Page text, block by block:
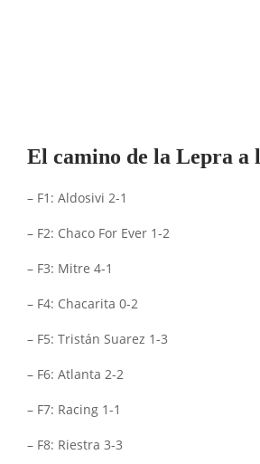
El camino de la Lepra a
– F1: Aldosivi 2-1
– F2: Chaco For Ever 1-2
– F3: Mitre 4-1
– F4: Chacarita 0-2
– F5: Tristán Suarez 1-3
– F6: Atlanta 2-2
– F7: Racing 1-1
– F8: Riestra 3-3